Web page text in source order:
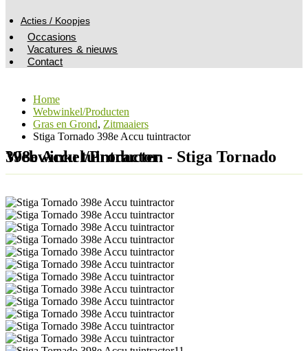
Acties / Koopjes
Occasions
Vacatures & nieuws
Contact
Home
Webwinkel/Producten
Gras en Grond, Zitmaaiers
Stiga Tornado 398e Accu tuintractor
Webwinkel/Producten - Stiga Tornado 398e Accu tuintractor